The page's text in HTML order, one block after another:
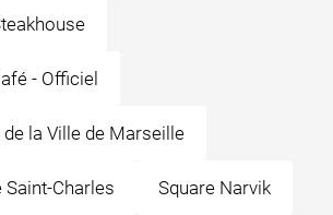
- Officiel
la Ville de Marseille
Charles Square Narvik